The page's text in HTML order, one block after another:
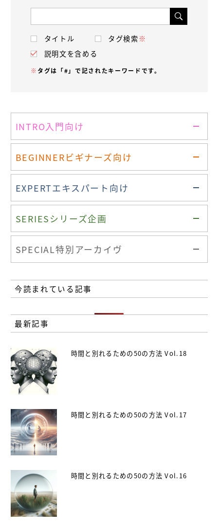
タイトル タグ検索※
説明文を含める
※ タグは「#」で記されたキーワードです。
INTRO入門向け
BEGINNERビギナーズ向け
EXPERTエキスパート向け
SERIESシリーズ企画
SPECIAL特別アーカイヴ
今読まれている記事
最新記事
時間と別れるための50の方法 Vol.18
時間と別れるための50の方法 Vol.17
時間と別れるための50の方法 Vol.16